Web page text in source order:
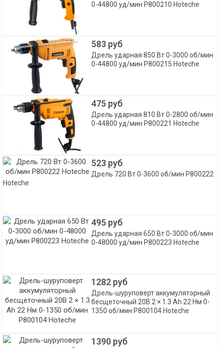
0-44800 уд/мин P800210 Hoteche
583 руб
Дрель ударная 850 Вт 0-3000 об/мин
0-44800 уд/мин P800215 Hoteche
475 руб
Дрель ударная 810 Вт 0-2800 об/мин
0-44800 уд/мин P800221 Hoteche
523 руб
Дрель 720 Вт 0-3600 об/мин P800222
Hoteche
495 руб
Дрель ударная 650 Вт 0-3000 об/мин
0-48000 уд/мин P800223 Hoteche
1282 руб
Дрель-шуруповерт аккумуляторный
бесщеточный 20В 2 × 1.3 Ah 22 Нм 0-
1350 об/мин P800104 Hoteche
1390 руб